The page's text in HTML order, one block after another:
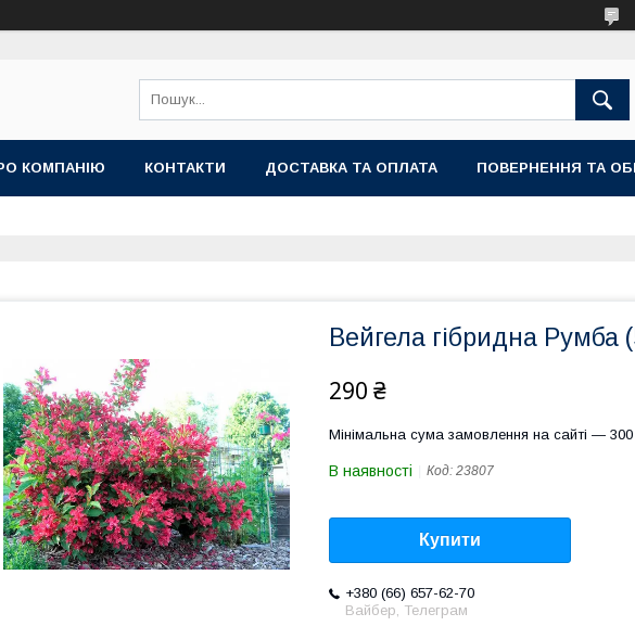
КОМПАНІЮ КОНТАКТИ ДОСТАВКА ТА ОПЛАТА ПОВЕРНЕННЯ ТА
Вейгела гібридна Румба
290 ₴
Мінімальна сума замовлення на сайті —
В наявності Код: 23807
Купити
+380 (66) 657-62-70
Вайбер, Телеграм